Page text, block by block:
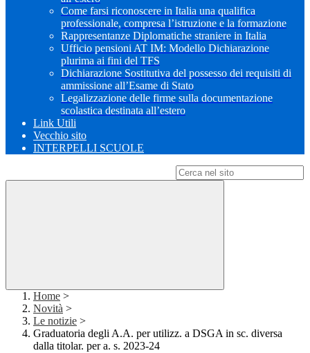
Come farsi riconoscere in Italia una qualifica
professionale, compresa l’istruzione e la formazione
Rappresentanze Diplomatiche straniere in Italia
Ufficio pensioni AT IM: Modello Dichiarazione
plurima ai fini del TFS
Dichiarazione Sostitutiva del possesso dei requisiti di
ammissione all’Esame di Stato
Legalizzazione delle firme sulla documentazione
scolastica destinata all’estero
Link Utili
Vecchio sito
INTERPELLI SCUOLE
Home >
Novità >
Le notizie >
Graduatoria degli A.A. per utilizz. a DSGA in sc. diversa
dalla titolar. per a. s. 2023-24